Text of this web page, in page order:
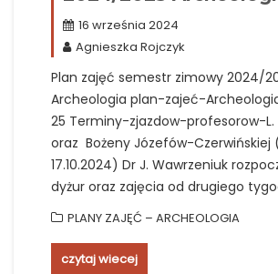
16 września 2024
Agnieszka Rojczyk
Plan zajęć semestr zimowy 2024/
Archeologia plan-zajeć-
25 Terminy-zjazdow-profesorow-L.
oraz Bożeny Józefów-Czerwińskiej
17.10.2024) Dr J. Wawrzeniuk
dyżur oraz zajęcia od drugiego
PLANY ZAJĘĆ – ARCHEOLOGIA
czytaj wiecej